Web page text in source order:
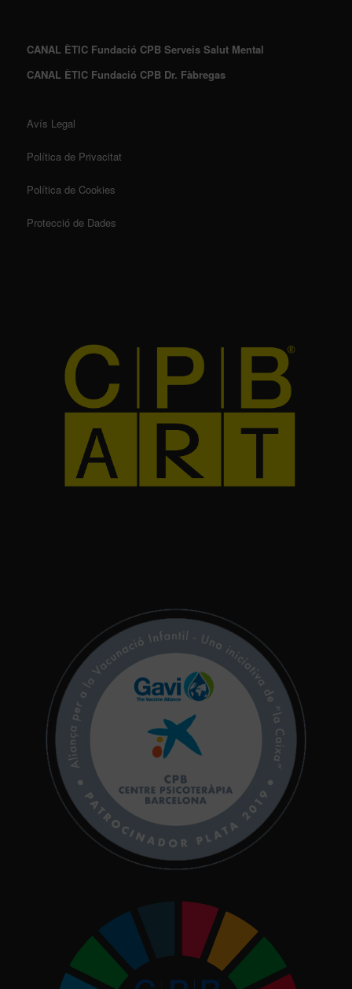
CANAL ÈTIC Fundació CPB Serveis Salut Mental
CANAL ÈTIC Fundació CPB Dr. Fàbregas
Avís Legal
Política de Privacitat
Política de Cookies
Protecció de Dades